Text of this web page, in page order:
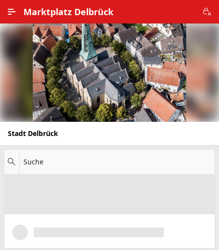
Marktplatz Delbrück
Alle Ortsteile
Impressum
Nutzungsbedingungen
Datenschutz
Stadt Delbrück
Suche